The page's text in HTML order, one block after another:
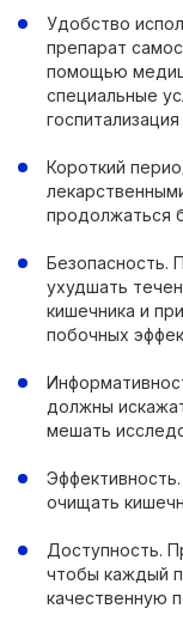
Удобство
препарат
помощью
специальные
Короткий
продолжаться
Безопасность.
ухудшать
кишечника и
побочных
должны
мешать
очищать
Доступность.
чтобы каждый
качественную